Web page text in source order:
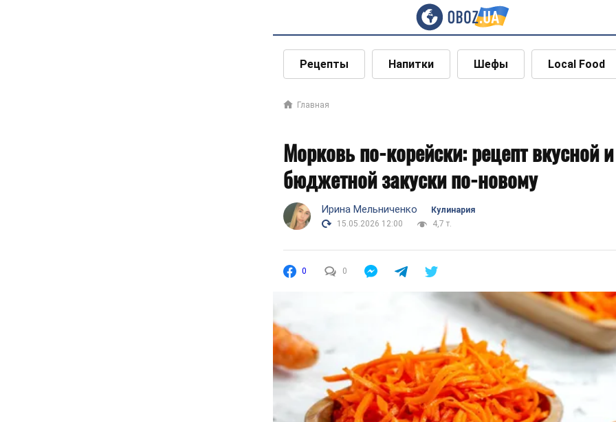
Рецепты Напитки Шефы Local Food
Главная
Морковь по-корейски: рецепт вкусной и
бюджетной закуски по-новому
Ирина Мельниченко
Кулинария
15.05.2026 12:00
4,7 т.
0 0